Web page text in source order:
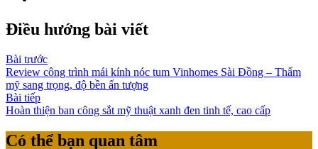
Điều hướng bài viết
Bài trước
Review công trình mái kính nóc tum Vinhomes Sài Đồng – Thẩm
mỹ sang trọng, độ bền ấn tượng
Bài tiếp
Hoàn thiện ban công sắt mỹ thuật xanh đen tinh tế, cao cấp
Có thể bạn quan tâm